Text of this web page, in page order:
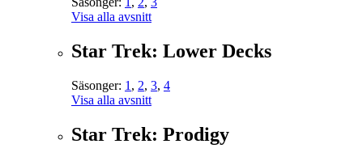
Visa alla avsnitt
Star Trek: Lower Decks
Säsonger: 1 , 2, 3, 4
Visa alla avsnitt
Star Trek: Prodigy